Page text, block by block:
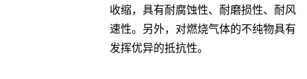
收缩，具有耐腐蚀性、耐磨损性、耐风
速性。另外，对燃烧气体的不纯物具有
发挥优异的抵抗性。